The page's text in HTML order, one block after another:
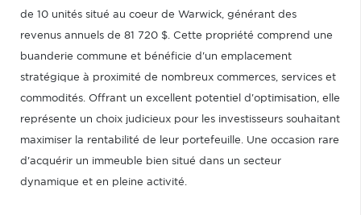
de 10 unités situé au coeur de Warwick, générant des
revenus annuels de 81 720 $. Cette propriété comprend une
buanderie commune et bénéficie d'un emplacement
stratégique à proximité de nombreux commerces, services et
commodités. Offrant un excellent potentiel d'optimisation, elle
représente un choix judicieux pour les investisseurs souhaitant
maximiser la rentabilité de leur portefeuille. Une occasion rare
d'acquérir un immeuble bien situé dans un secteur
dynamique et en pleine activité.